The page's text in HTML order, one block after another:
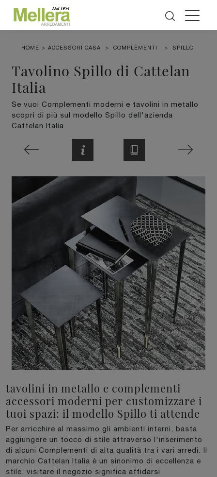
HOME > ACCESSORI CASA > COMPLEMENTI > SPILLO
Tavolino Spillo di Cattelan
Italia
Se vuoi Complementi moderni e tavolini in metallo
scopri di più sul modello Spillo dell'azienda
Cattelan Italia.
tavolini in metallo e complementi
accessori moderni per customizzare i
tuoi spazi: il modello Spillo ti attende
Per arricchire al massimo gli ambienti interni, basta
aggiungere un tocco di stile attraverso l'inserimento
di alcuni Complementi di alta qualità tra i vari arredi. Il
marchio Cattelan Italia è un sinonimo di eccellenza e
stile: visitare il negozio significa affidarsi